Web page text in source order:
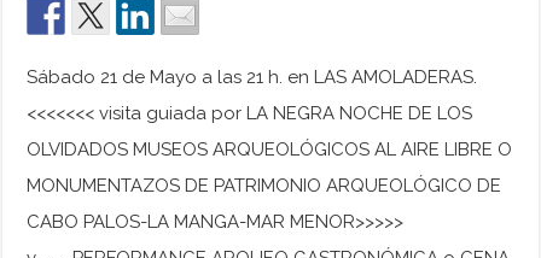
Sábado 21 de Mayo a las 21 h. en LAS AMOLADERAS.
<<<<<<< visita guiada por LA NEGRA NOCHE DE LOS
OLVIDADOS MUSEOS ARQUEOLÓGICOS AL AIRE LIBRE O
MONUMENTAZOS DE PATRIMONIO ARQUEOLÓGICO DE
CABO PALOS-LA MANGA-MAR MENOR>>>>>